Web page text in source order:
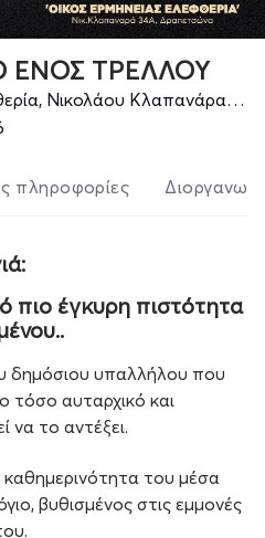
ΕΝΟΣ ΤΡΕΛΛΟΥ
Κλαπανάρα 34Α, Δραπετσώνα 18648, Δραπετσώνα
πληροφορίες
πιο έγκυρη πιστότητα
δημόσιου υπαλλήλου που
τόσο αυταρχικό και
να το αντέξει.
καθημερινότητα του μέσα
βυθισμένος στις εμμονές